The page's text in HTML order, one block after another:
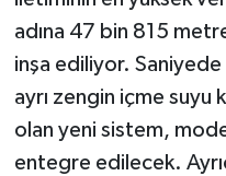
adına 47 bin 815
inşa ediliyor.
ayrı zengin içme suyu
olan yeni sistem,
entegre edilecek.